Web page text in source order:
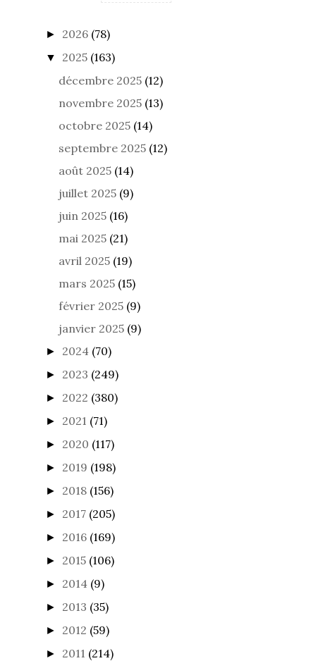
► 2026 (78)
▼ 2025 (163)
décembre 2025 (12)
novembre 2025 (13)
octobre 2025 (14)
septembre 2025 (12)
août 2025 (14)
juillet 2025 (9)
juin 2025 (16)
mai 2025 (21)
avril 2025 (19)
mars 2025 (15)
février 2025 (9)
janvier 2025 (9)
► 2024 (70)
► 2023 (249)
► 2022 (380)
► 2021 (71)
► 2020 (117)
► 2019 (198)
► 2018 (156)
► 2017 (205)
► 2016 (169)
► 2015 (106)
► 2014 (9)
► 2013 (35)
► 2012 (59)
► 2011 (214)